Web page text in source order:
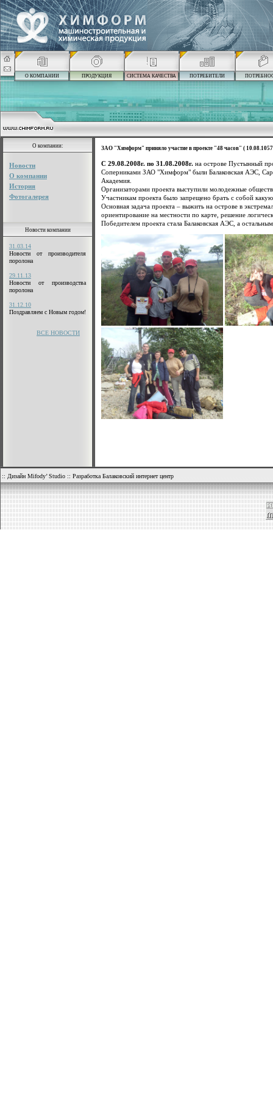
О КОМПАНИИ ПРОДУКЦИЯ СИСТЕМА КАЧЕСТВА ПОТРЕБИТЕЛИ
О компании:
Новости
О компании
История
Фотогалерея
Новости компании
31.03.14
Новости от производителя
поролона
29.11.13
Новости от производства
поролона
31.12.10
Поздравляем с Новым годом!
ВСЕ НОВОСТИ
ЗАО "Химформ" приняло участие в проекте "48 часов" (
C 29.08.2008г. по 31.08.2008г. на острове Пустынный
Соперниками ЗАО "Химформ" были Балаковская АЭС,
Академия.
Организаторами проекта выступили молодежные
Участникам проекта было запрещено брать с собой
Основная задача проекта – выжить на острове в
ориентирование на местности по карте, решение
Победителем проекта стала Балаковская АЭС, а
:: Дизайн Mifody’ Studio :: Разработка Балаковский интернет центр